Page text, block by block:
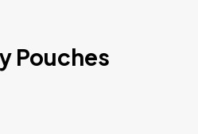
Pouches